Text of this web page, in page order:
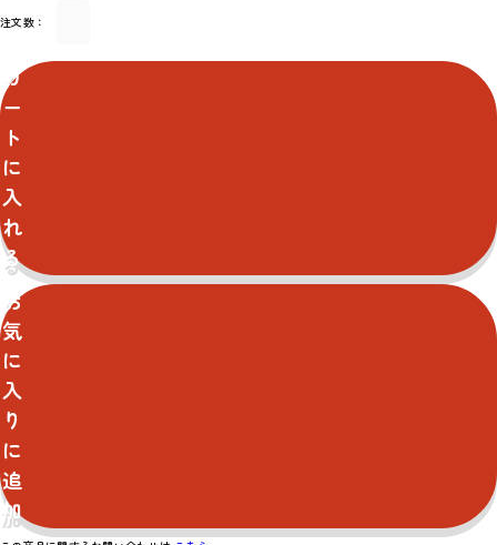
注文数：
カ
ー
ト
に
入
れ
る
お
気
に
入
り
に
追
加